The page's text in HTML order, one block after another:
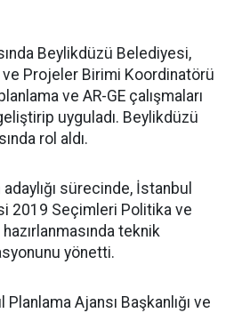
Beylikdüzü Belediyesi,
Projeler Birimi Koordinatörü
ve AR-GE çalışmaları
uyguladı. Beylikdüzü
rol aldı.
sürecinde, İstanbul
2019 Seçimleri Politika ve
teknik
yönetti.
Ajansı Başkanlığı ve